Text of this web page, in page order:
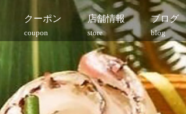
クーポン
coupon
店舗情報
store
ブログ
blog